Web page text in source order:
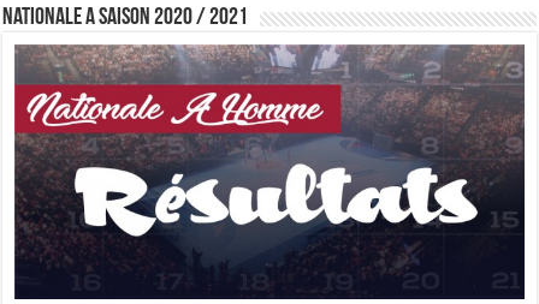
Nationale A saison 2020 / 2021